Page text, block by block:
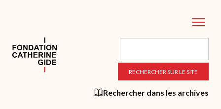
principal
Rechercher dans les archives